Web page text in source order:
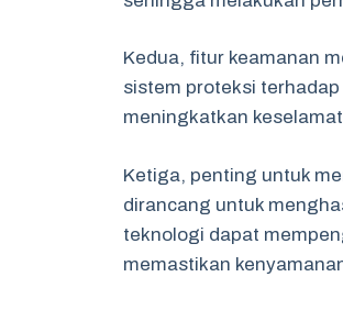
Kedua, fitur keamanan
sistem proteksi
meningkatkan
Ketiga, penting untuk
dirancang untuk
teknologi dapat
memastikan